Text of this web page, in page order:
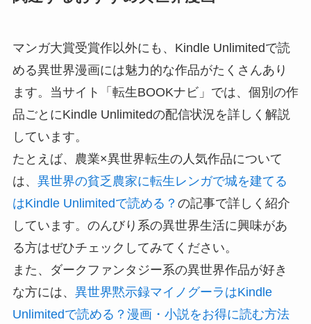
マンガ大賞受賞作以外にも、Kindle Unlimitedで読
める異世界漫画には魅力的な作品がたくさんあり
ます。当サイト「転生BOOKナビ」では、個別の作
品ごとにKindle Unlimitedの配信状況を詳しく解説
しています。
たとえば、農業×異世界転生の人気作品について
は、 異世界の貧乏農家に転生レンガで城を建てる
はKindle Unlimitedで読める？ の記事で詳しく紹介
しています。のんびり系の異世界生活に興味があ
る方はぜひチェックしてみてください。
また、ダークファンタジー系の異世界作品が好き
な方には、 異世界黙示録マイノグーラはKindle
Unlimitedで読める？漫画・小説をお得に読む方法